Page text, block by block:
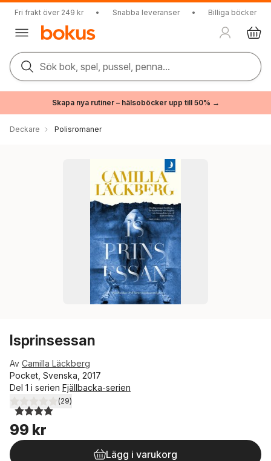
Fri frakt över 249 kr • Snabba leveranser • Billiga böcker
Sök bok, spel, pussel, penna...
Skapa nya rutiner – hälsoböcker upp till 50% →
Deckare Polisromaner
Isprinsessan
Av Camilla Läckberg
Pocket, Svenska, 2017
Del 1 i serien Fjällbacka-serien
4,0utav 5 stjärnor. Totalt antal röster:
(29)
99 kr
Lägg i varukorg